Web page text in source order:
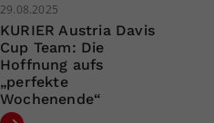
29.08.2025
KURIER Austria Davis
Cup Team: Die
Hoffnung aufs
„perfekte
Wochenende“